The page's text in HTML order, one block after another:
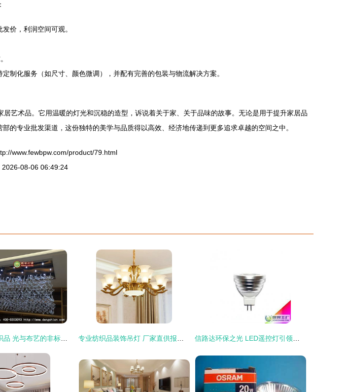
价，利润空间可观。
制化服务（如尺寸、颜色微调），并配有完善的包装与物流解决方案。
艺术品。它用温暖的灯光和沉稳的造型，诉说着关于家、关于品味的故事。无论是用于提升家居品
的专业批发渠道，这份独特的美学与品质得以高效、经济地传递到更多追求卓越的空间之中。
www.fewbpw.com/product/79.html
2026-08-06 06:49:24